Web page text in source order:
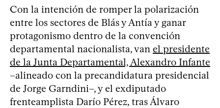
Con la intención de romper la polarización
entre los sectores de Blás y Antía y ganar
protagonismo dentro de la convención
departamental nacionalista, van el presidente
de la Junta Departamental, Alexandro Infante
–alineado con la precandidatura presidencial
de Jorge Garndini–, y el exdiputado
frenteamplista Darío Pérez, tras Álvaro